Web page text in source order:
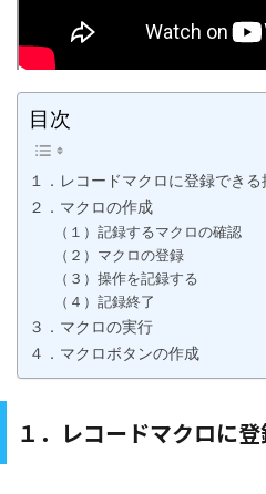
目次
１．レコードマクロに登録できる
２．マクロの作成
（１）記録するマクロの確認
（２）マクロの登録
（３）操作を記録する
（４）記録終了
３．マクロの実行
４．マクロボタンの作成
１．レコードマクロに